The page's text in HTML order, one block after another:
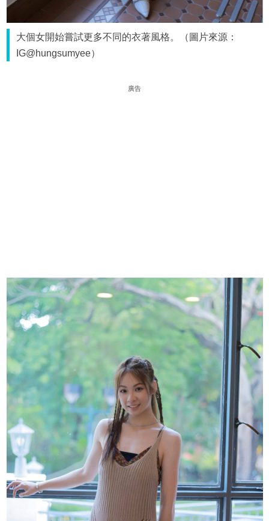
大個女開始嘗試更多不同的衣著風格。（圖片來源：
IG@hungsumyee）
廣告